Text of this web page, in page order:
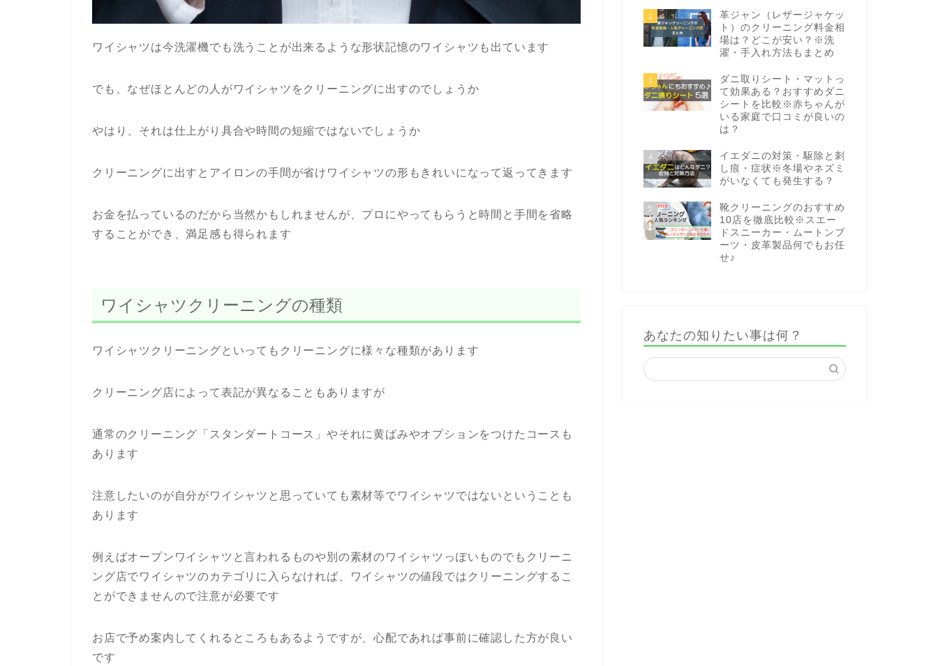
ワイシャツは今洗濯機でも洗うことが出来るような形状記憶のワイシャツも出ています
でも、なぜほとんどの人がワイシャツをクリーニングに出すのでしょうか
やはり、それは仕上がり具合や時間の短縮ではないでしょうか
クリーニングに出すとアイロンの手間が省けワイシャツの形もきれいになって返ってきます
お金を払っているのだから当然かもしれませんが、プロにやってもらうと時間と手間を省略
することができ、満足感も得られます
ワイシャツクリーニングの種類
ワイシャツクリーニングといってもクリーニングに様々な種類があります
クリーニング店によって表記が異なることもありますが
通常のクリーニング「スタンダートコース」やそれに黄ばみやオプションをつけたコースも
あります
注意したいのが自分がワイシャツと思っていても素材等でワイシャツではないということも
あります
例えばオープンワイシャツと言われるものや別の素材のワイシャツっぽいものでもクリーニ
ング店でワイシャツのカテゴリに入らなければ、ワイシャツの値段ではクリーニングするこ
とができませんので注意が必要です
お店で予め案内してくれるところもあるようですが、心配であれば事前に確認した方が良い
です
2
革ジャン（レザージャケッ
ト）のクリーニング料金相
場は？どこが安い？※洗
濯・手入れ方法もまとめ
3
ダニ取りシート・マットっ
て効果ある？おすすめダニ
シートを比較※赤ちゃんが
いる家庭で口コミが良いの
は？
4
イエダニの対策・駆除と刺
し痕・症状※冬場やネズミ
がいなくても発生する？
5
靴クリーニングのおすすめ
10店を徹底比較※スエー
ドスニーカー・ムートンブ
ーツ・皮革製品何でもお任
せ♪
あなたの知りたい事は何？